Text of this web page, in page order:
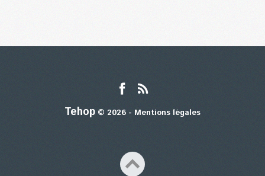
Tehop © 2026 - Mentions légales